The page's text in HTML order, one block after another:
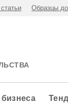
Образцы